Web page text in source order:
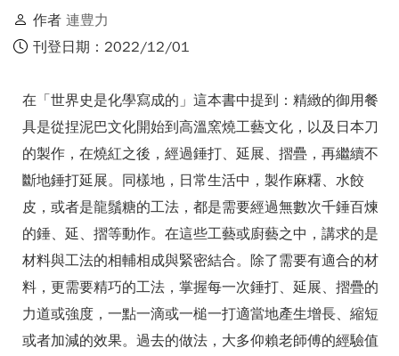
作者 連豊力
刊登日期：2022/12/01
在「世界史是化學寫成的」這本書中提到：精緻的御用餐
具是從捏泥巴文化開始到高溫窯燒工藝文化，以及日本刀
的製作，在燒紅之後，經過錘打、延展、摺疊，再繼續不
斷地錘打延展。同樣地，日常生活中，製作麻糬、水餃
皮，或者是龍鬚糖的工法，都是需要經過無數次千錘百煉
的錘、延、摺等動作。在這些工藝或廚藝之中，講求的是
材料與工法的相輔相成與緊密結合。除了需要有適合的材
料，更需要精巧的工法，掌握每一次錘打、延展、摺疊的
力道或強度，一點一滴或一槌一打適當地產生增長、縮短
或者加減的效果。過去的做法，大多仰賴老師傅的經驗值